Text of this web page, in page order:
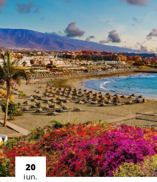
20
iun.